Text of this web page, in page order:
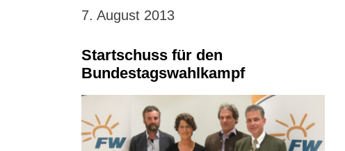
7. August 2013
Startschuss für den
Bundestagswahlkampf